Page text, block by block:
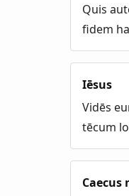
Quis
fidem
Iēsus
Vidēs
tēcum
Caecus